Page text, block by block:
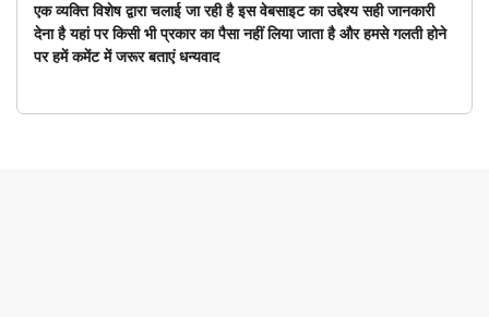
एक व्यक्ति विशेष द्वारा चलाई जा रही है इस वेबसाइट का उद्देश्य सही जानकारी
देना है यहां पर किसी भी प्रकार का पैसा नहीं लिया जाता है और हमसे गलती होने
पर हमें कमेंट में जरूर बताएं धन्यवाद